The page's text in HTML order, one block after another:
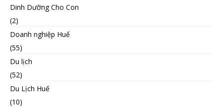
Dinh Dưỡng Cho Con
(2)
Doanh nghiệp Huế
(55)
Du lịch
(52)
Du Lịch Huế
(10)